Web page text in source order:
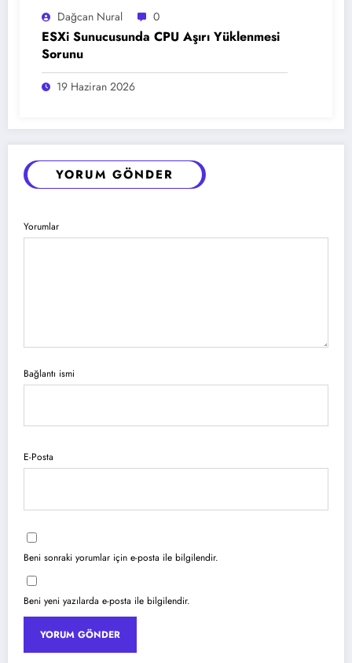
Dağcan Nural 0
ESXi Sunucusunda CPU Aşırı Yüklenmesi
Sorunu
19 Haziran 2026
YORUM GÖNDER
Yorumlar
Bağlantı ismi
E-Posta
Beni sonraki yorumlar için e-posta ile bilgilendir.
Beni yeni yazılarda e-posta ile bilgilendir.